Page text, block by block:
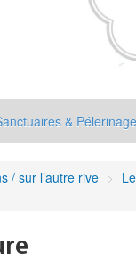
&
/ sur l’autre rive >